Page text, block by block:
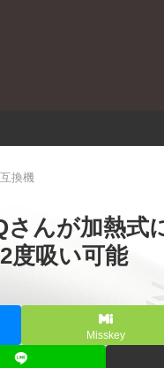
換機
んが加熱式
度吸い可能
Misskey